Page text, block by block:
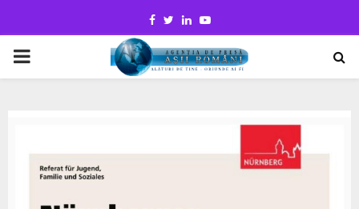
Facebook
TwitterLinkedinYoutube
PRIMARY